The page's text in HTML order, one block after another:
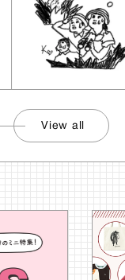
View all